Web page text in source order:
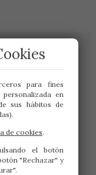
para fines
en
sus hábitos de
de cookies.
el botón
"Rechazar" y